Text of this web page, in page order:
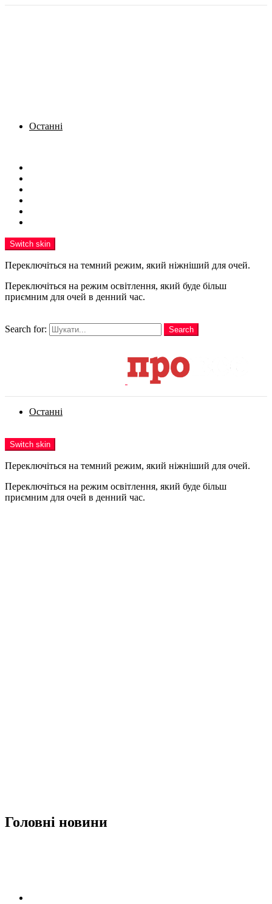
Останні
Switch skin
Переключіться на темний режим, який ніжніший для очей.
Переключіться на режим освітлення, який буде більш
приємним для очей в денний час.
Search for:
Search
Останні
Switch skin
Переключіться на темний режим, який ніжніший для очей.
Переключіться на режим освітлення, який буде більш
приємним для очей в денний час.
Головні новини